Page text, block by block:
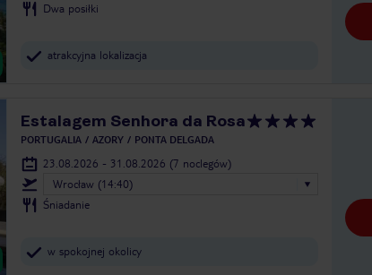
Dwa posiłki
atrakcyjna lokalizacja
Estalagem Senhora da Rosa
PORTUGALIA AZORY PONTA DELGADA
23.08.2026 - 31.08.2026 (7 noclegów)
Wrocław (14:40)
Śniadanie
w spokojnej okolicy